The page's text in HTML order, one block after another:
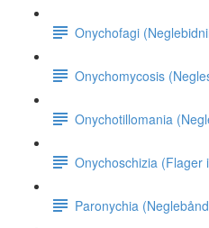
Onychofagi
Onychomycosis
Onychotillomania
Onychoschizia (Flager
Paronychia